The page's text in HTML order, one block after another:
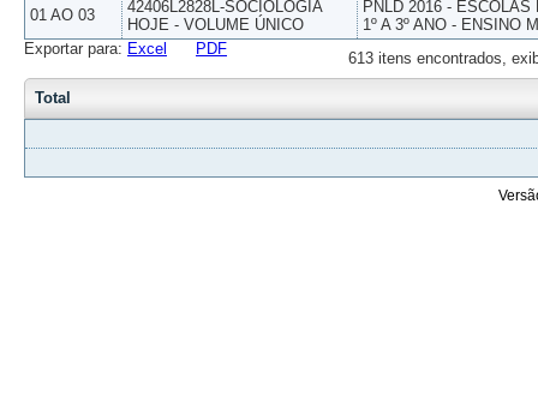
01 AO 03
42406L2828L-SOCIOLOGIA
HOJE - VOLUME ÚNICO
PNLD 2016 -
1º A 3º ANO - ENSINO
613 itens encontrados,
Exportar para: Excel PDF
Total